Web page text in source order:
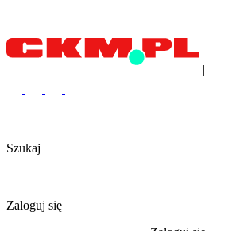
|
Szukaj
Zaloguj się